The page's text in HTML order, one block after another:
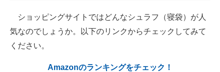
ショッピングサイトではどんなシュラフ（寝袋）が人
気なのでしょうか。以下のリンクからチェックしてみて
ください。
Amazonのランキングをチェック！